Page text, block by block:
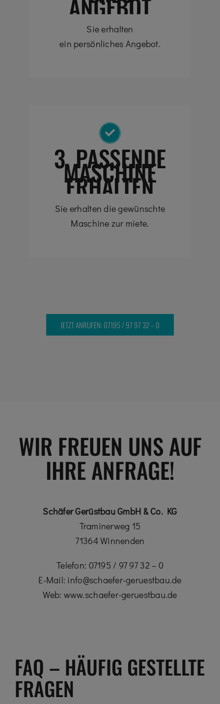
ANGEBOT
Sie erhalten
ein persönliches Angebot.
3. PASSENDE
MASCHINE
ERHALTEN
Sie erhalten die gewünschte
Maschine zur miete.
JETZT ANRUFEN: 07195 / 97 97 32 – 0
WIR FREUEN UNS AUF
IHRE ANFRAGE!
Schäfer Gerüstbau GmbH & Co. KG
Traminerweg 15
71364 Winnenden
Telefon: 07195 / 97 97 32 – 0
E-Mail: info@schaefer-geruestbau.de
Web: www.schaefer-geruestbau.de
FAQ – HÄUFIG GESTELLTE
FRAGEN